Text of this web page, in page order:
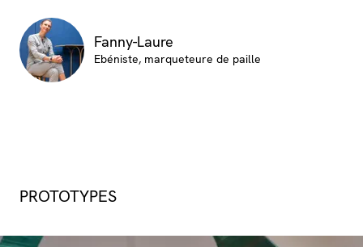
Fanny-Laure
Ebéniste, marqueteure de paille
PROTOTYPES